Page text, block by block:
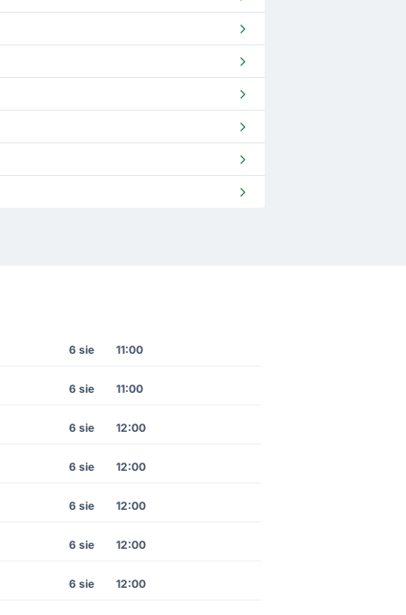
6 sie 11:00
6 sie 11:00
6 sie 12:00
6 sie 12:00
6 sie 12:00
6 sie 12:00
6 sie 12:00